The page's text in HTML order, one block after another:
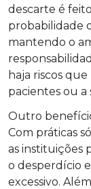
descarte é
probabilidade
mantendo o
haja riscos
pacientes ou a
Outro
Com práticas
as instituições
o desperdício
excessivo.